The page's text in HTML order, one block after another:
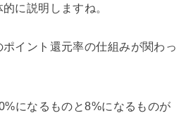
に説明しますね。
イント還元率の仕組みが関わっ
になるものと8%になるものが